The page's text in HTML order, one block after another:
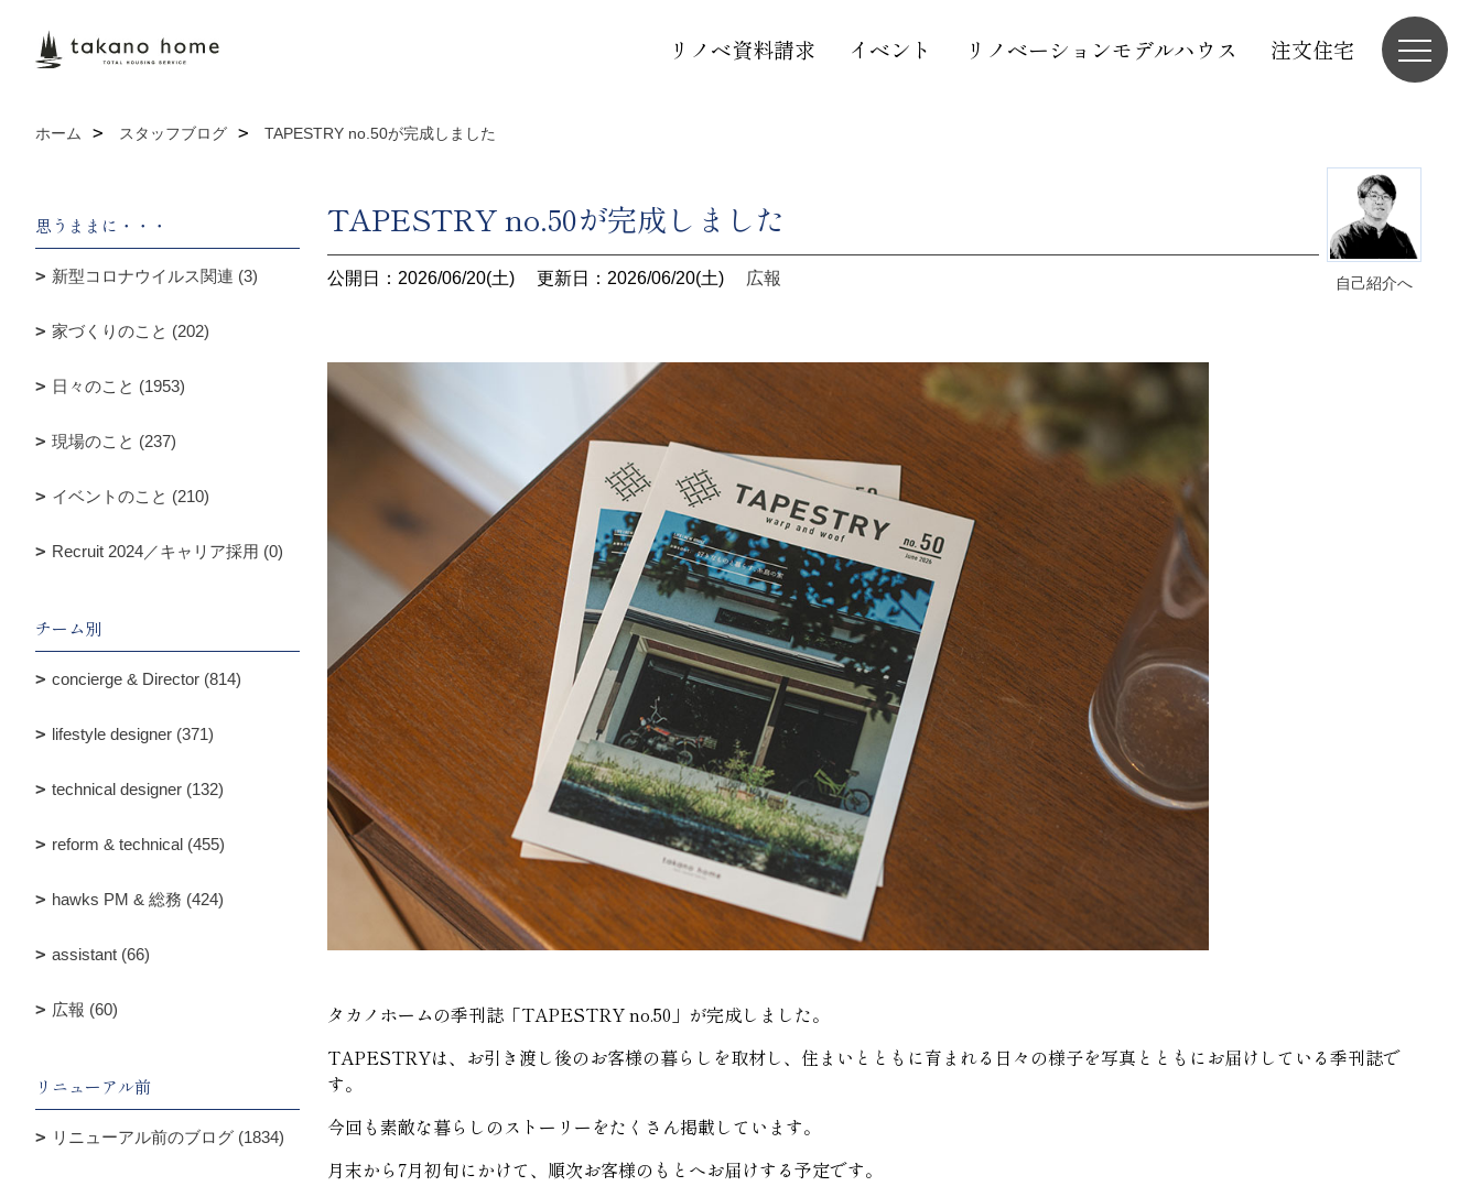
リノベ資料請求 イベント リノベーションモデルハウス 注文住宅
ホーム スタッフブログ TAPESTRY no.50が完成しました
自己紹介へ
TAPESTRY no.50が完成しました
公開日：2026/06/20(土) 更新日：2026/06/20(土) 広報
タカノホームの季刊誌「TAPESTRY no.50」が完成しました。
TAPESTRYは、お引き渡し後のお客様の暮らしを取材し、住まいとともに育まれる日々の様子を写真とともにお届けしている季刊誌で
す。
今回も素敵な暮らしのストーリーをたくさん掲載しています。
月末から7月初旬にかけて、順次お客様のもとへお届けする予定です。
思うままに・・・
新型コロナウイルス関連 (3)
家づくりのこと (202)
日々のこと (1953)
現場のこと (237)
イベントのこと (210)
Recruit 2024／キャリア採用 (0)
チーム別
concierge & Director (814)
lifestyle designer (371)
technical designer (132)
reform & technical (455)
hawks PM & 総務 (424)
assistant (66)
広報 (60)
リニューアル前
リニューアル前のブログ (1834)